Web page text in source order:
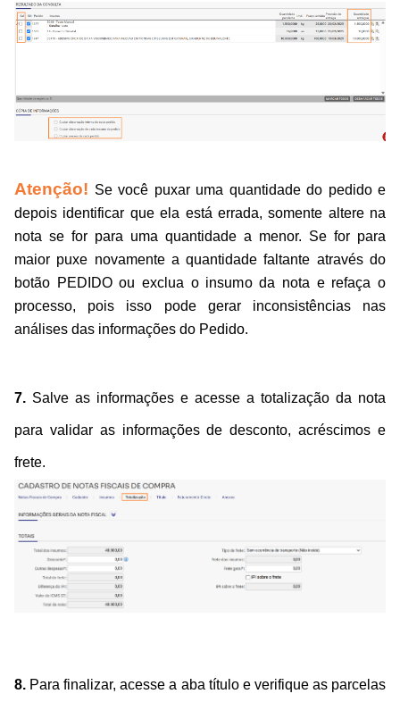
Atenção! Se você puxar uma quantidade do pedido e
depois identificar que ela está errada, somente altere na
nota se for para uma quantidade a menor. Se for para
maior puxe novamente a quantidade faltante através do
botão PEDIDO ou exclua o insumo da nota e refaça o
processo, pois isso pode gerar inconsistências nas
análises das informações do Pedido.
7. Salve as informações e acesse a totalização da nota
para validar as informações de desconto, acréscimos e
frete.
8. Para finalizar, acesse a aba título e verifique as parcelas